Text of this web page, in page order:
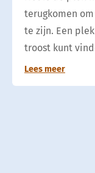
terugkomen
te zijn. Een
troost kunt
Lees meer